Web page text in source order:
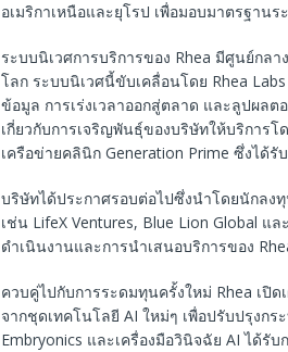
อเมริกาเหนือและยุโรป เพื่อมอบมาตรฐา
ระบบนิเวศการบริการของ Rhea มีศูนย์กล
โลก ระบบนิเวศนี้ขับเคลื่อนโดย Rhea
ข้อมูล การเร่งเวลาออกสู่ตลาด และลูปผ
เกี่ยวกับการเจริญพันธุ์ของบริษัทให้บริการโ
เครือข่ายคลินิก Generation Prime ซึ่งได้
บริษัทได้ประกาศรอบต่อไปซึ่งนำโดยนักลง
เช่น LifeX Ventures, Blue Lion Global แ
ดำเนินงานและการนำเสนอบริการของ
ควบคู่ไปกับการระดมทุนครั้งใหม่ Rhea เปิ
จากชุดเทคโนโลยี AI ใหม่ๆ เพื่อปรับปรุงก
Embryonics และเครื่องมือวินิจฉัย AI ได้รั